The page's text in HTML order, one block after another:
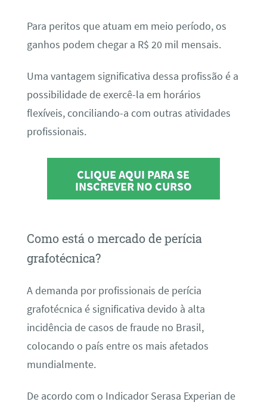
Para peritos que atuam em meio período, os
ganhos podem chegar a R$ 20 mil mensais.
Uma vantagem significativa dessa profissão é a
possibilidade de exercê-la em horários
flexíveis, conciliando-a com outras atividades
profissionais.
CLIQUE AQUI PARA SE
INSCREVER NO CURSO
Como está o mercado de perícia
grafotécnica?
A demanda por profissionais de perícia
grafotécnica é significativa devido à alta
incidência de casos de fraude no Brasil,
colocando o país entre os mais afetados
mundialmente.
De acordo com o Indicador Serasa Experian de